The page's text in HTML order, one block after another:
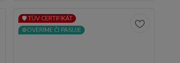
🛡️ TÜV CERTIFIKÁT
⚙️OVERÍME ČI PASUJE